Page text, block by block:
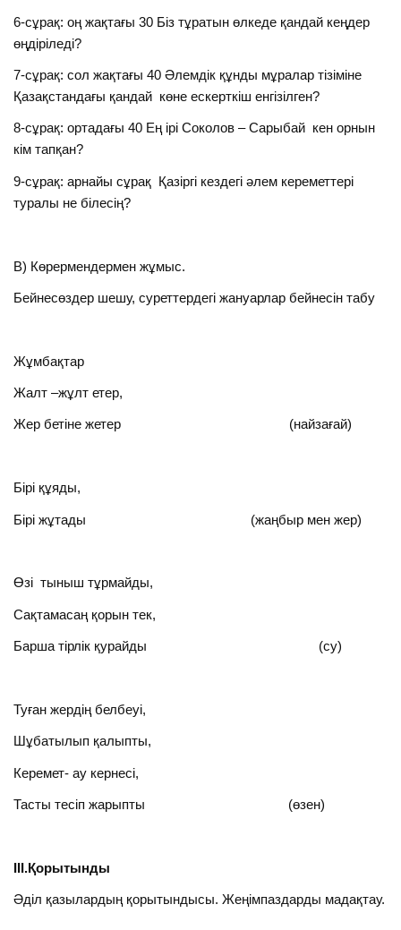
6-сұрақ: оң жақтағы 30 Біз тұратын өлкеде қандай кеңдер
өңдіріледі?
7-сұрақ: сол жақтағы 40 Әлемдік құнды мұралар тізіміне
Қазақстандағы қандай көне ескерткіш енгізілген?
8-сұрақ: ортадағы 40 Ең ірі Соколов – Сарыбай кен орнын
кім тапқан?
9-сұрақ: арнайы сұрақ Қазіргі кездегі әлем кереметтері
туралы не білесің?
В) Көрермендермен жұмыс.
Бейнесөздер шешу, суреттердегі жануарлар бейнесін табу
Жұмбақтар
Жалт –жұлт етер,
Жер бетіне жетер (найзағай)
Бірі құяды,
Бірі жұтады (жаңбыр мен жер)
Өзі тыныш тұрмайды,
Сақтамасаң қорын тек,
Барша тірлік қурайды (су)
Туған жердің белбеуі,
Шұбатылып қалыпты,
Керемет- ау кернесі,
Тасты тесіп жарыпты (өзен)
ІІІ.Қорытынды
Әділ қазылардың қорытындысы. Жеңімпаздарды мадақтау.